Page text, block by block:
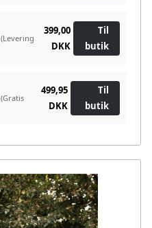
(Levering
399,00
DKK
Til
butik
(Gratis
499,95
DKK
Til
butik